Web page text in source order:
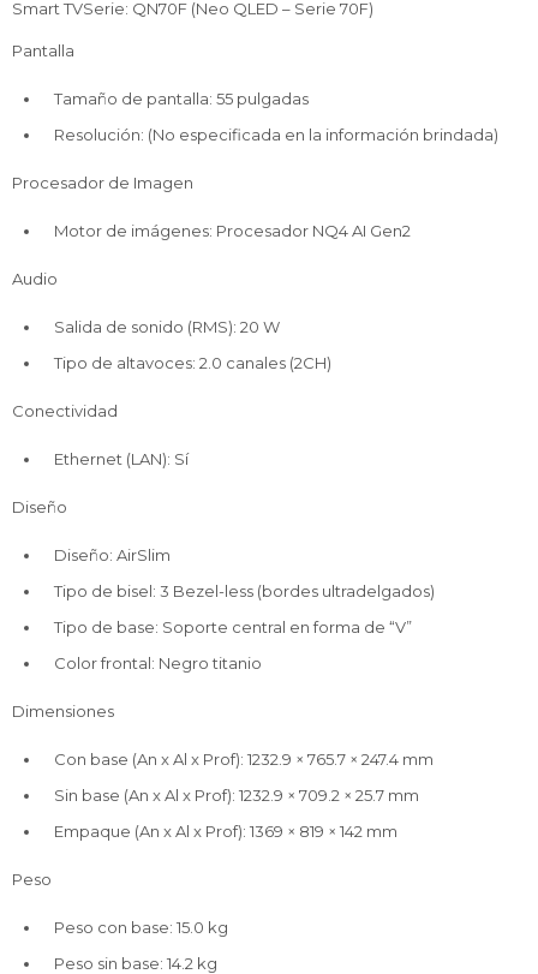
Smart TVSerie: QN70F (Neo QLED – Serie 70F)
Pantalla
Tamaño de pantalla: 55 pulgadas
Resolución: (No especificada en la información brindada)
Procesador de Imagen
Motor de imágenes: Procesador NQ4 AI Gen2
Audio
Salida de sonido (RMS): 20 W
Tipo de altavoces: 2.0 canales (2CH)
Conectividad
Ethernet (LAN): Sí
Diseño
Diseño: AirSlim
Tipo de bisel: 3 Bezel-less (bordes ultradelgados)
Tipo de base: Soporte central en forma de “V”
Color frontal: Negro titanio
Dimensiones
Con base (An x Al x Prof): 1232.9 × 765.7 × 247.4 mm
Sin base (An x Al x Prof): 1232.9 × 709.2 × 25.7 mm
Empaque (An x Al x Prof): 1369 × 819 × 142 mm
Peso
Peso con base: 15.0 kg
Peso sin base: 14.2 kg